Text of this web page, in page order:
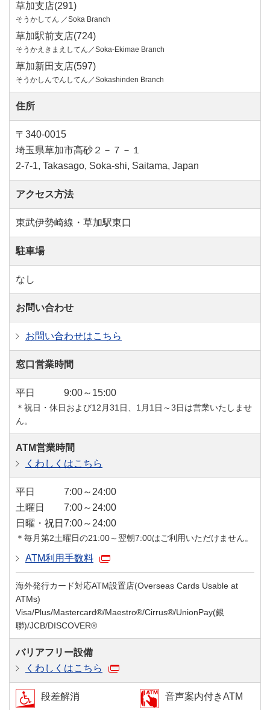
草加支店(291)
そうかしてん ／Soka Branch
草加駅前支店(724)
そうかえきまえしてん／Soka-Ekimae Branch
草加新田支店(597)
そうかしんでんしてん／Sokashinden Branch
住所
〒340-0015
埼玉県草加市高砂２－７－１
2-7-1, Takasago, Soka-shi, Saitama, Japan
アクセス方法
東武伊勢崎線・草加駅東口
駐車場
なし
お問い合わせ
お問い合わせはこちら
窓口営業時間
平日 9:00～15:00
＊祝日・休日および12月31日、1月1日～3日は営業いたしませ
ん。
ATM営業時間
くわしくはこちら
平日
7:00～24:00
土曜日
7:00～24:00
日曜・祝日 7:00～24:00
＊毎月第2土曜日の21:00～翌朝7:00はご利用いただけません。
ATM利用手数料
海外発行カード対応ATM設置店(Overseas Cards Usable at
ATMs)
Visa/Plus/Mastercard®/Maestro®/Cirrus®/UnionPay(銀
聯)/JCB/DISCOVER®
バリアフリー設備
くわしくはこちら
段差解消 音声案内付きATM